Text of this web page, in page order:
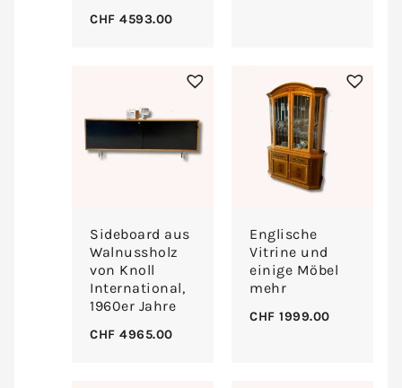
CHF 4593.00
Sideboard aus
Walnussholz
von Knoll
International,
1960er Jahre
CHF 4965.00
Englische
Vitrine und
einige Möbel
mehr
CHF 1999.00